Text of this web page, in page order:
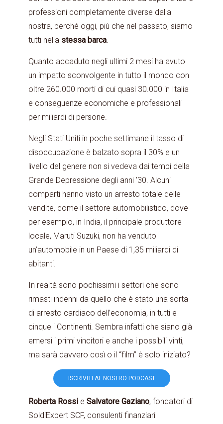
professioni completamente diverse dalla
nostra, perché oggi, più che nel passato, siamo
tutti nella stessa barca.
Quanto accaduto negli ultimi 2 mesi ha avuto
un impatto sconvolgente in tutto il mondo con
oltre 260.000 morti di cui quasi 30.000 in Italia
e conseguenze economiche e professionali
per miliardi di persone.
Negli Stati Uniti in poche settimane il tasso di
disoccupazione è balzato sopra il 30% e un
livello del genere non si vedeva dai tempi della
Grande Depressione degli anni ’30. Alcuni
comparti hanno visto un arresto totale delle
vendite, come il settore automobilistico, dove
per esempio, in India, il principale produttore
locale, Maruti Suzuki, non ha venduto
un’automobile in un Paese di 1,35 miliardi di
abitanti.
In realtà sono pochissimi i settori che sono
rimasti indenni da quello che è stato una sorta
di arresto cardiaco dell’economia, in tutti e
cinque i Continenti. Sembra infatti che siano già
emersi i primi vincitori e anche i possibili vinti,
ma sarà davvero così o il “film” è solo iniziato?
ISCRIVITI AL NOSTRO PODCAST
Roberta Rossi e Salvatore Gaziano, fondatori di
SoldiExpert SCF, consulenti finanziari